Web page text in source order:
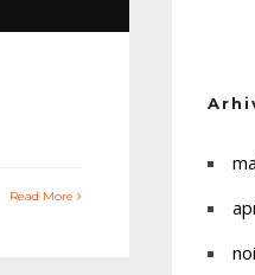
Read More